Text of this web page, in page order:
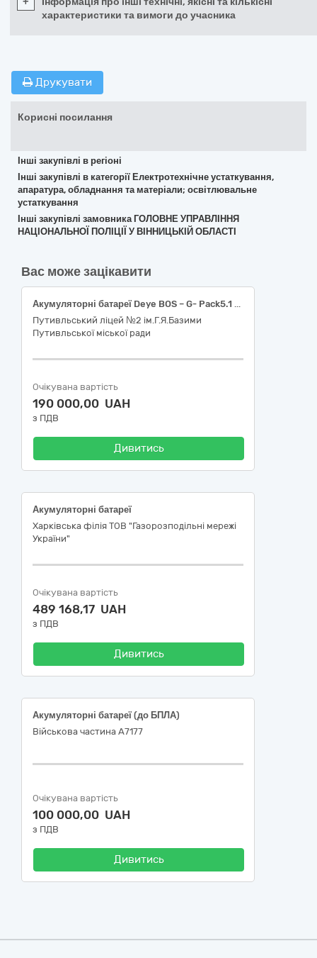
характеристики та вимоги до учасника
Друкувати
Корисні посилання
Інші закупівлі в регіоні
Інші закупівлі в категорії Електротехнічне устаткування,
апаратура, обладнання та матеріали; освітлювальне
устаткування
Інші закупівлі замовника ГОЛОВНЕ УПРАВЛІННЯ
НАЦІОНАЛЬНОЇ ПОЛІЦІЇ У ВІННИЦЬКІЙ ОБЛАСТІ
Вас може зацікавити
Акумуляторні батареї Deye BOS – G- Pack5.1 Pro 51.2 V 100 Ah
Путивльський ліцей №2 ім.Г.Я.Базими
Путивльської міської ради
Очікувана вартість
190 000,00 UAH
з ПДВ
Дивитись
Акумуляторні батареї
Харківська філія ТОВ "Газорозподільні мережі
України"
Очікувана вартість
489 168,17 UAH
з ПДВ
Дивитись
Акумуляторні батареї (до БПЛА)
Військова частина А7177
Очікувана вартість
100 000,00 UAH
з ПДВ
Дивитись